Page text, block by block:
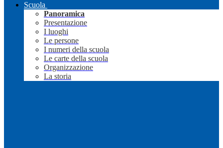
Scuola
Panoramica
Presentazione
I luoghi
Le persone
I numeri della scuola
Le carte della scuola
Organizzazione
La storia